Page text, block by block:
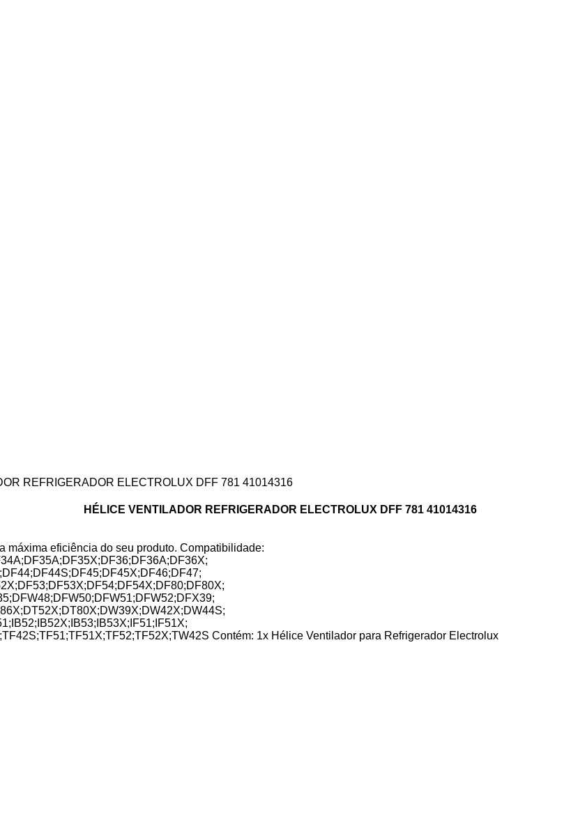
REFRIGERADOR ELECTROLUX DFF 781 41014316
HÉLICE VENTILADOR REFRIGERADOR ELECTROLUX DFF 781 41014316
máxima eficiência do seu produto. Compatibilidade:
Contém: 1x Hélice Ventilador para Refrigerador Electrolux